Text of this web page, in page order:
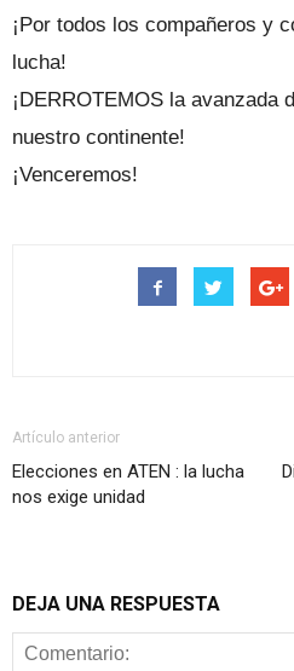
¡Por todos los compañeros y
lucha!
¡DERROTEMOS la avanzada
nuestro continente!
¡Venceremos!
Artículo anterior
Elecciones en ATEN : la lucha
nos exige unidad
DEJA UNA RESPUESTA